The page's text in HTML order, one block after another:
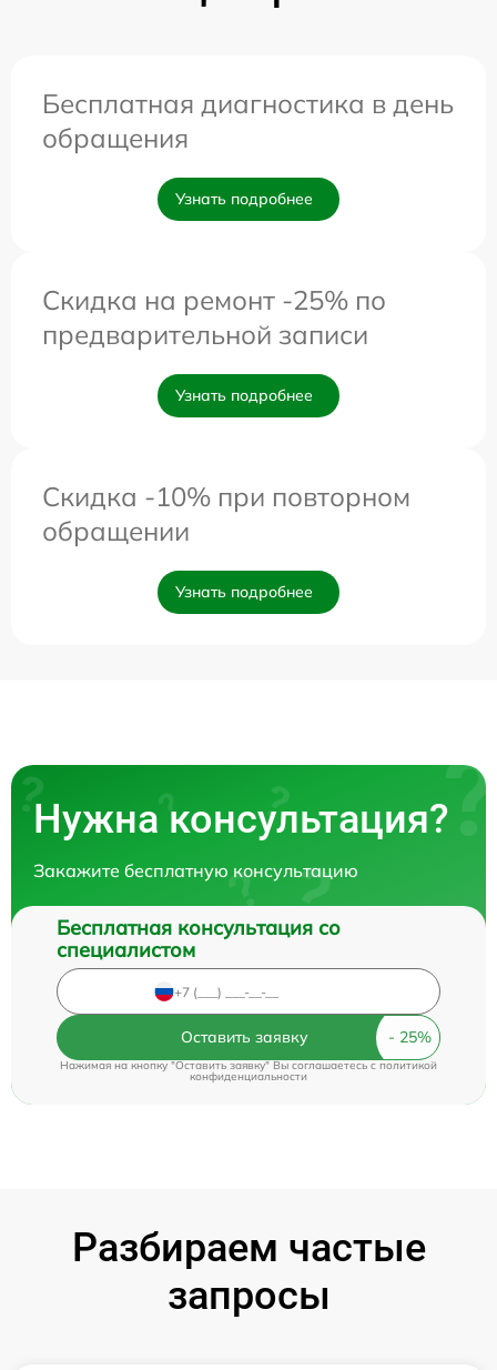
Бесплатная диагностика в день
обращения
Узнать подробнее
Скидка на ремонт -25% по
предварительной записи
Узнать подробнее
Скидка -10% при повторном
обращении
Узнать подробнее
Нужна консультация?
Закажите бесплатную консультацию
Бесплатная консультация со
специалистом
Оставить заявку
Нажимая на кнопку "Оставить заявку" Вы соглашаетесь c политикой
конфиденциальности
Разбираем частые
запросы